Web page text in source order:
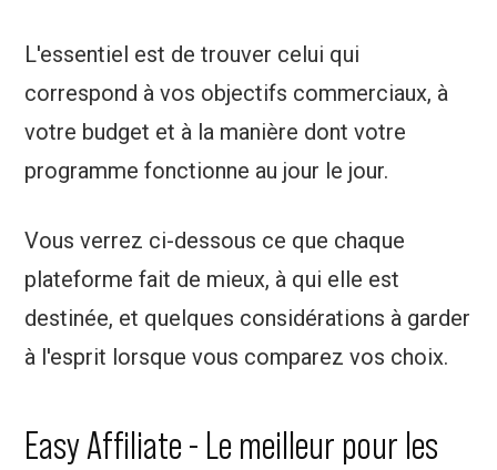
L'essentiel est de trouver celui qui
correspond à vos objectifs commerciaux, à
votre budget et à la manière dont votre
programme fonctionne au jour le jour.
Vous verrez ci-dessous ce que chaque
plateforme fait de mieux, à qui elle est
destinée, et quelques considérations à garder
à l'esprit lorsque vous comparez vos choix.
Easy Affiliate - Le meilleur pour les